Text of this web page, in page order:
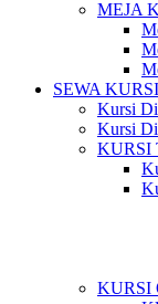
MEJA
SEWA KURSI
Kursi
Kursi
KURSI
KURSI